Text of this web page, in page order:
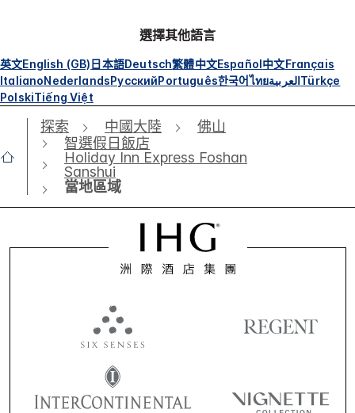
選擇其他語言
英文English (GB)日本語Deutsch繁體中文Español中文Français
ItalianoNederlandsРусскийPortuguês한국어ไทยالعربيةTürkçe
PolskiTiếng Việt
探索 中國大陸
佛山
智選假日飯店
Holiday Inn Express Foshan
Sanshui
當地區域